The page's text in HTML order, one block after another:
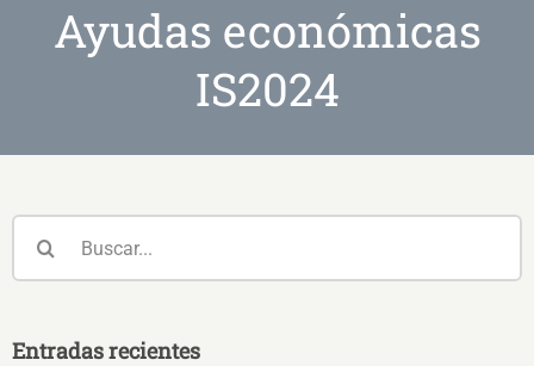
Ayudas económicas
IS2024
Entradas recientes